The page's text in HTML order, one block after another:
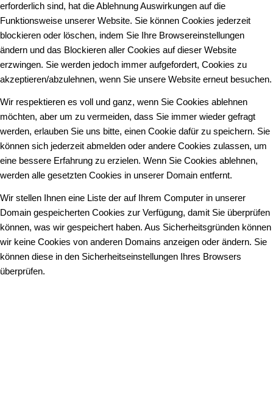
erforderlich sind, hat die Ablehnung Auswirkungen auf die
Funktionsweise unserer Website. Sie können Cookies jederzeit
blockieren oder löschen, indem Sie Ihre Browsereinstellungen
ändern und das Blockieren aller Cookies auf dieser Website
erzwingen. Sie werden jedoch immer aufgefordert, Cookies zu
akzeptieren/abzulehnen, wenn Sie unsere Website erneut besuchen.
Wir respektieren es voll und ganz, wenn Sie Cookies ablehnen
möchten, aber um zu vermeiden, dass Sie immer wieder gefragt
werden, erlauben Sie uns bitte, einen Cookie dafür zu speichern. Sie
können sich jederzeit abmelden oder andere Cookies zulassen, um
eine bessere Erfahrung zu erzielen. Wenn Sie Cookies ablehnen,
werden alle gesetzten Cookies in unserer Domain entfernt.
Wir stellen Ihnen eine Liste der auf Ihrem Computer in unserer
Domain gespeicherten Cookies zur Verfügung, damit Sie überprüfen
können, was wir gespeichert haben. Aus Sicherheitsgründen können
wir keine Cookies von anderen Domains anzeigen oder ändern. Sie
können diese in den Sicherheitseinstellungen Ihres Browsers
überprüfen.